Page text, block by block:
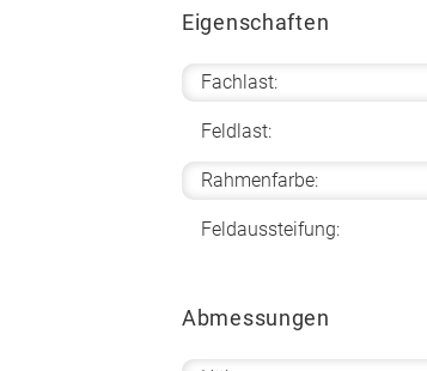
Eigenschaften
Fachlast:
Feldlast:
Rahmenfarbe:
Feldaussteifung:
Abmessungen